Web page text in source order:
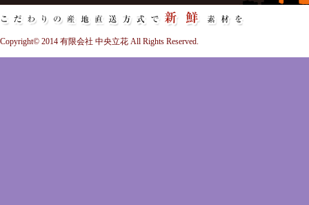
Copyright© 2014 有限会社 中央立花 All Rights Reserved.